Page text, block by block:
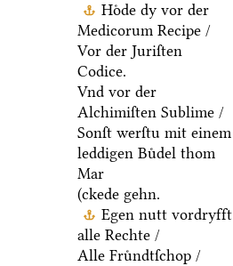
Hoͤde dy vor der
Medicorum Recipe /
Vor der Juriſten
Codice.
Vnd vor der
Alchimiſten Sublime /
Sonſt werſtu mit einem
leddigen Buͤdel thom
Mar
(ckede gehn.
Egen nutt vordryfft
alle Rechte /
Alle Fruͤndtſchop /